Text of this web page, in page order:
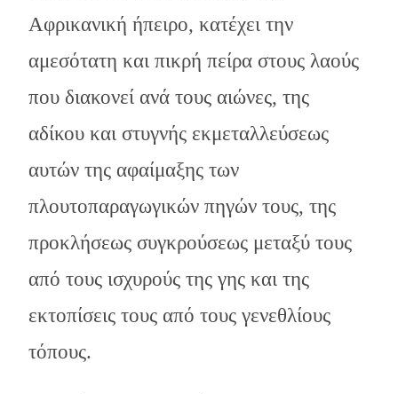
Αφρικανική ήπειρο, κατέχει την
αμεσότατη και πικρή πείρα στους λαούς
που διακονεί ανά τους αιώνες, της
αδίκου και στυγνής εκμεταλλεύσεως
αυτών της αφαίμαξης των
πλουτοπαραγωγικών πηγών τους, της
προκλήσεως συγκρούσεως μεταξύ τους
από τους ισχυρούς της γης και της
εκτοπίσεις τους από τους γενεθλίους
τόπους.